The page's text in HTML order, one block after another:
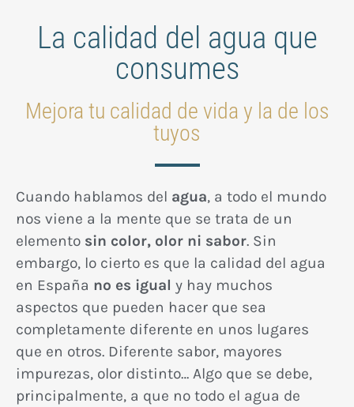
La calidad del agua que
consumes
Mejora tu calidad de vida y la de los
tuyos
Cuando hablamos del agua, a todo el mundo
nos viene a la mente que se trata de un
elemento sin color, olor ni sabor. Sin
embargo, lo cierto es que la calidad del agua
en España no es igual y hay muchos
aspectos que pueden hacer que sea
completamente diferente en unos lugares
que en otros. Diferente sabor, mayores
impurezas, olor distinto… Algo que se debe,
principalmente, a que no todo el agua de